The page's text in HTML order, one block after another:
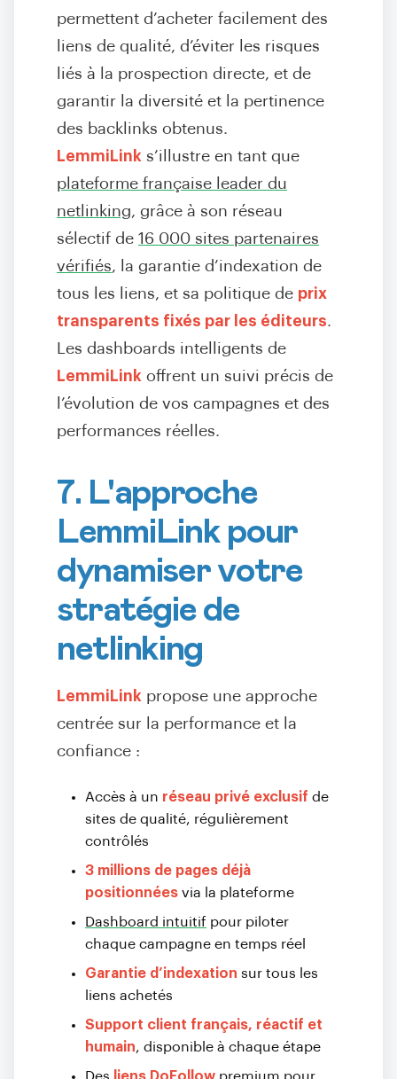
permettent d’acheter facilement des
liens de qualité, d’éviter les risques
liés à la prospection directe, et de
garantir la diversité et la pertinence
des backlinks obtenus.
LemmiLink s’illustre en tant que
plateforme française leader du
netlinking, grâce à son réseau
sélectif de 16 000 sites partenaires
vérifiés, la garantie d’indexation de
tous les liens, et sa politique de prix
transparents fixés par les éditeurs.
Les dashboards intelligents de
LemmiLink offrent un suivi précis de
l’évolution de vos campagnes et des
performances réelles.
7. L'approche
LemmiLink pour
dynamiser votre
stratégie de
netlinking
LemmiLink propose une approche
centrée sur la performance et la
confiance :
Accès à un réseau privé exclusif de
sites de qualité, régulièrement
contrôlés
3 millions de pages déjà
positionnées via la plateforme
Dashboard intuitif pour piloter
chaque campagne en temps réel
Garantie d’indexation sur tous les
liens achetés
Support client français, réactif et
humain, disponible à chaque étape